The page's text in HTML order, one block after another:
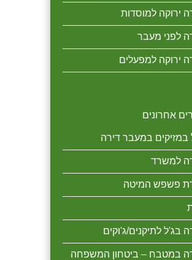
ירוקה למוסדות
לפני מעבר
ירוקה למפעלים
אחרונים
במזיקים במעבר דירה
למשרד
פשפש המיטה
בג'ל לתיקנים/ג'וקים
במטבח – ביטחון המשפחה